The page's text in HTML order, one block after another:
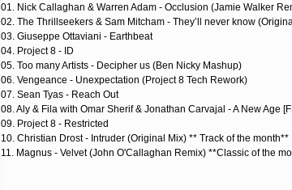
01. Nick Callaghan & Warren Adam - Occlusion (Jamie Walker
02. The Thrillseekers & Sam Mitcham - They’ll never know
03. Giuseppe Ottaviani - Earthbeat
04. Project 8 - ID
05. Too many Artists - Decipher us (Ben Nicky Mashup)
06. Vengeance - Unexpectation (Project 8 Tech Rework)
07. Sean Tyas - Reach Out
08. Aly & Fila with Omar Sherif & Jonathan Carvajal - A New Age
09. Project 8 - Restricted
10. Christian Drost - Intruder (Original Mix) ** Track of the month**
11. Magnus - Velvet (John O'Callaghan Remix) **Classic of the